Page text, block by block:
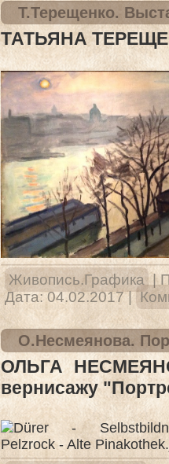
Т.Терещенко.
ТАТЬЯНА
Живопись.Графика |
Дата: 04.02.2017 |
О.Несмеянова.
ОЛЬГА
вернисажу